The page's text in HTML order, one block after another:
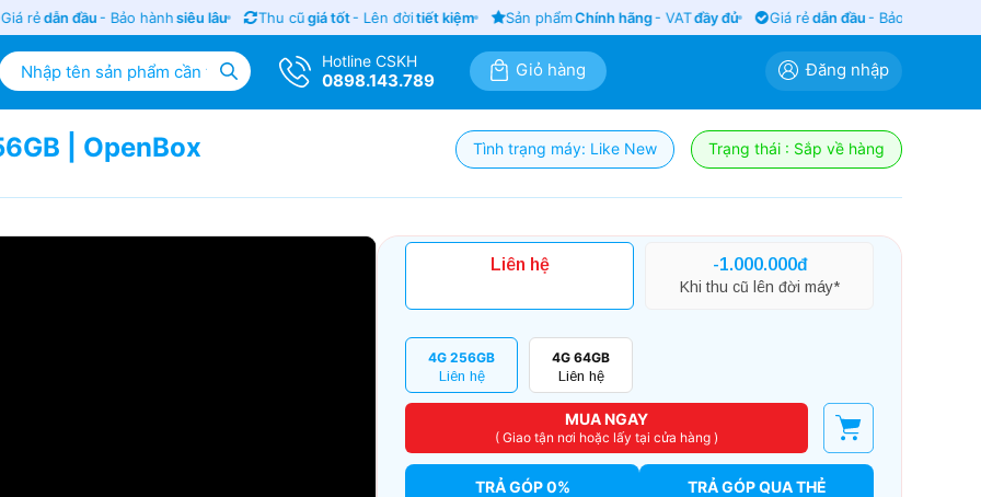
rẻdẫn đầu- Bảo hànhsiêu lâu Thu cũ giá tốt- Lên đời tiết kiệm Sản phẩmChính hãng- VATđầy đủ Giá rẻdẫn đầu- Bảo hành
Hotline CSKH
0898.143.789
Giỏ hàng Đăng nhập
| OpenBox Tình trạng máy: Like New Trạng thái : Sắp về hàng
Liên hệ -1.000.000đ
Khi thu cũ lên đời máy*
4G 256GB
Liên hệ
4G 64GB
Liên hệ
MUA NGAY
( Giao tận nơi hoặc lấy tại cửa hàng )
TRẢ GÓP 0% TRẢ GÓP QUA THẺ